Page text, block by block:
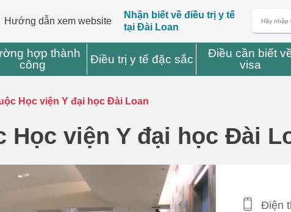
Hướng dẫn xem website
Nhận biết về điều trị y tế
tại Đài Loan
hợp thành
công
Điều trị y tế đặc sắc
Điều cần biết
visa
Học viện Y đại học Đài Loan
viện Y đại học Đài
Điện